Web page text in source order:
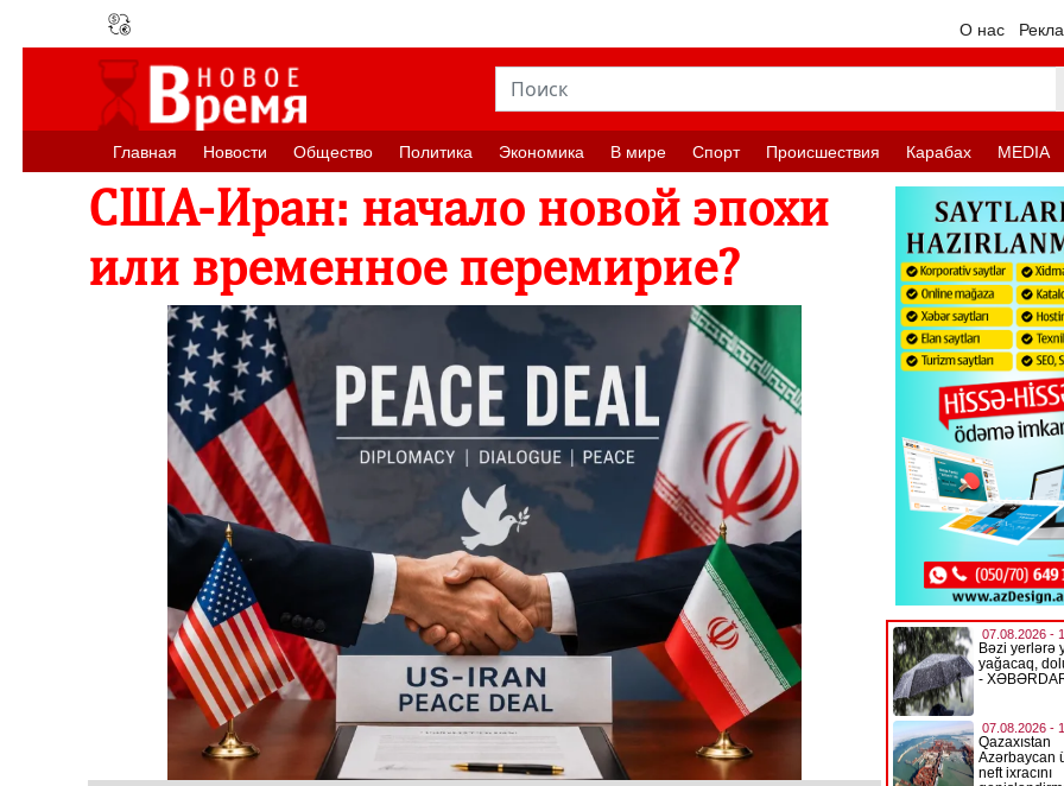
О нас
Главная Новости Oбщество Политика Экономика В мире Спорт Происшествия Карабах MEDIA
США-Иран: начало новой эпохи
или временное перемирие?